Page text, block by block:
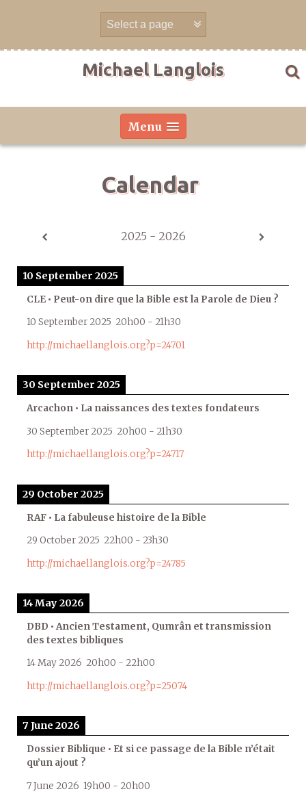
Michael Langlois
Menu
Calendar
2025 - 2026
10 September 2025
CLE • Peut-on dire que la Bible est la Parole de Dieu ?
10 September 2025 20h00 - 21h30
http://michaellanglois.org?p=24701
30 September 2025
Arcachon • La naissances des textes fondateurs
30 September 2025 20h00 - 21h30
http://michaellanglois.org?p=24717
29 October 2025
RAF • La fabuleuse histoire de la Bible
29 October 2025 22h00 - 23h30
http://michaellanglois.org?p=24785
14 May 2026
DBD • Ancien Testament, Qumrân et transmission
des textes bibliques
14 May 2026 20h00 - 22h00
http://michaellanglois.org?p=25074
7 June 2026
Dossier Biblique • Et si ce passage de la Bible n’était
qu’un ajout ?
7 June 2026 19h00 - 20h00